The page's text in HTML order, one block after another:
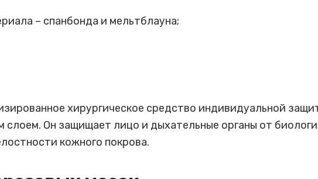
– спанбонда и мельтблауна;
хирургическое средство индивидуальной
Он защищает лицо и дыхательные органы от
кожного покрова.